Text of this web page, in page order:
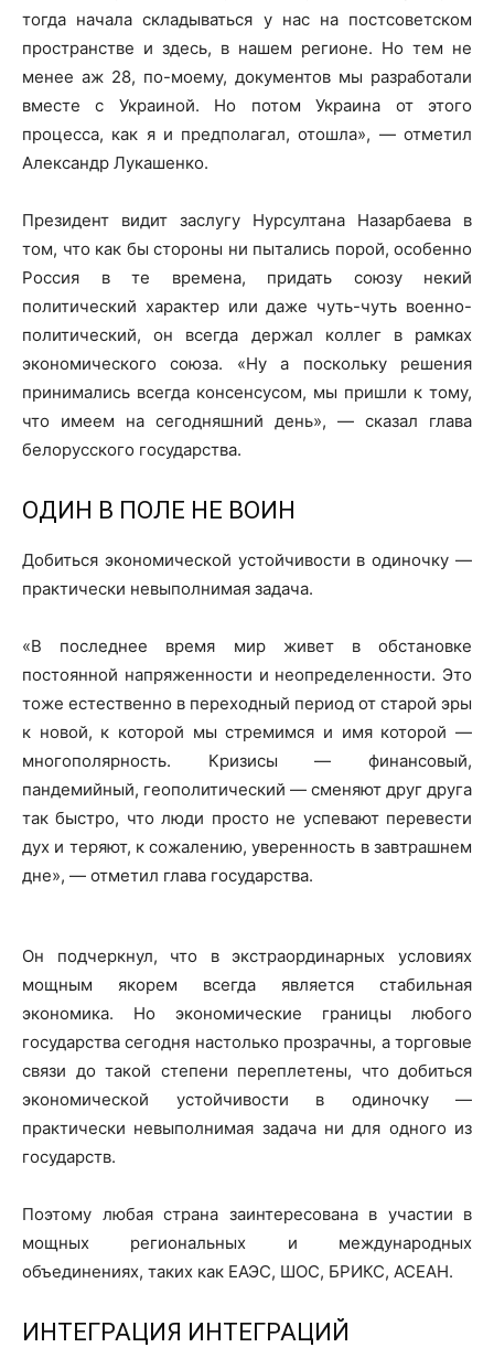
тогда начала складываться у нас на постсоветском
пространстве и здесь, в нашем регионе. Но тем не
менее аж 28, по-моему, документов мы разработали
вместе с Украиной. Но потом Украина от этого
процесса, как я и предполагал, отошла», — отметил
Александр Лукашенко.
Президент видит заслугу Нурсултана Назарбаева в
том, что как бы стороны ни пытались порой, особенно
Россия в те времена, придать союзу некий
политический характер или даже чуть-чуть военно-
политический, он всегда держал коллег в рамках
экономического союза. «Ну а поскольку решения
принимались всегда консенсусом, мы пришли к тому,
что имеем на сегодняшний день», — сказал глава
белорусского государства.
ОДИН В ПОЛЕ НЕ ВОИН
Добиться экономической устойчивости в одиночку —
практически невыполнимая задача.
«В последнее время мир живет в обстановке
постоянной напряженности и неопределенности. Это
тоже естественно в переходный период от старой эры
к новой, к которой мы стремимся и имя которой —
многополярность. Кризисы — финансовый,
пандемийный, геополитический — сменяют друг друга
так быстро, что люди просто не успевают перевести
дух и теряют, к сожалению, уверенность в завтрашнем
дне», — отметил глава государства.
Он подчеркнул, что в экстраординарных условиях
мощным якорем всегда является стабильная
экономика. Но экономические границы любого
государства сегодня настолько прозрачны, а торговые
связи до такой степени переплетены, что добиться
экономической устойчивости в одиночку —
практически невыполнимая задача ни для одного из
государств.
Поэтому любая страна заинтересована в участии в
мощных региональных и международных
объединениях, таких как ЕАЭС, ШОС, БРИКС, АСЕАН.
ИНТЕГРАЦИЯ ИНТЕГРАЦИЙ